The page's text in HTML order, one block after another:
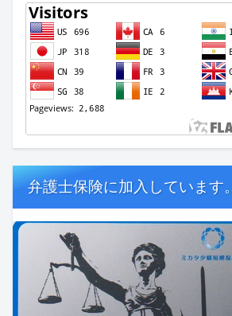
弁護士保険に加入しています。